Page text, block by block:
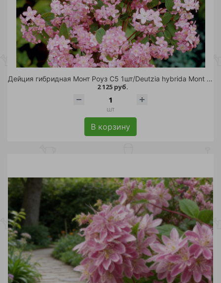
Дейция гибридная Монт Роуз С5 1шт/Deutzia hybrida Mont Rose
2 125 руб.
шт
В корзину